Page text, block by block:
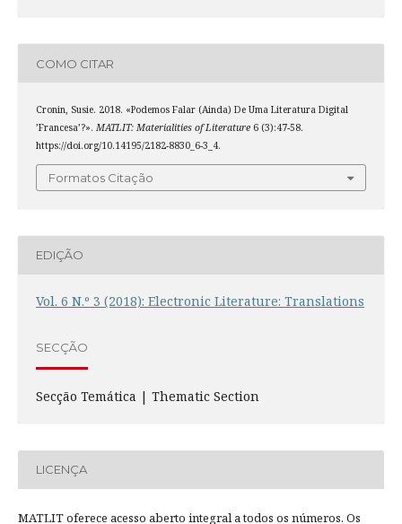
COMO CITAR
Cronin, Susie. 2018. «Podemos Falar (Ainda) De Uma Literatura Digital
’Francesa’?». MATLIT: Materialities of Literature6 (3):47-58.
https://doi.org/10.14195/2182-8830_6-3_4.
Formatos Citação
EDIÇÃO
Vol. 6 N.º 3 (2018): Electronic Literature: Translations
SECÇÃO
Secção Temática | Thematic Section
LICENÇA
MATLIT oferece acesso aberto integral a todos os números. Os